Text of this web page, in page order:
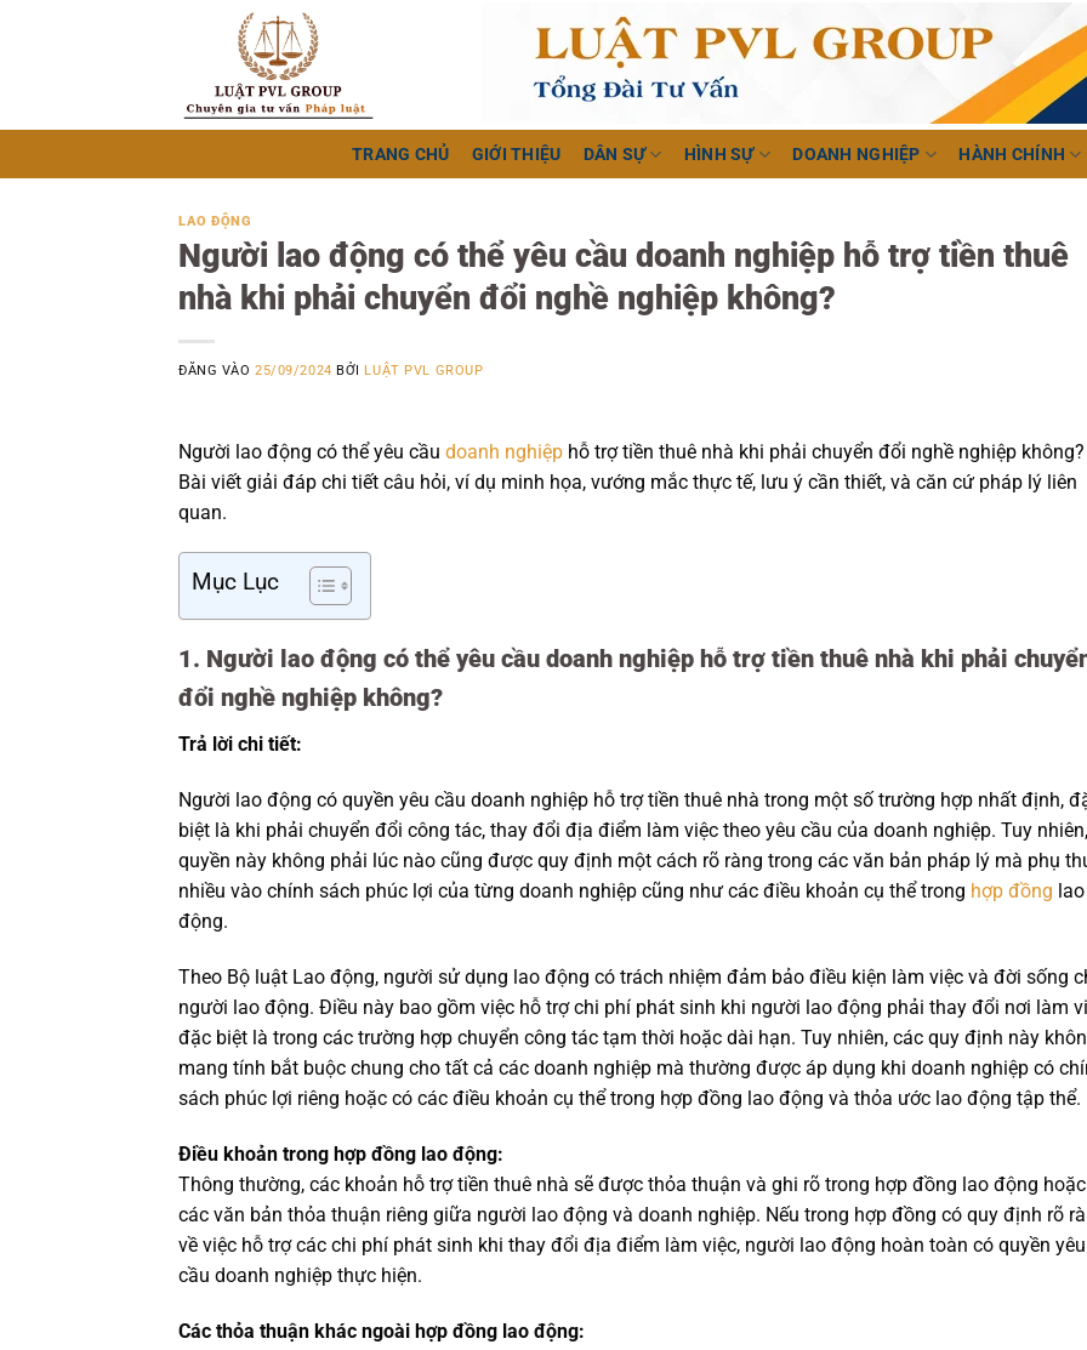
TRANG CHỦ GIỚI THIỆU DÂN SỰ HÌNH SỰ DOANH NGHIỆP HÀNH CHÍNH
LAO ĐỘNG
Người lao động có thể yêu cầu doanh nghiệp hỗ trợ tiền thuê
nhà khi phải chuyển đổi nghề nghiệp không?
ĐĂNG VÀO25/09/2024 BỞI LUẬT PVL GROUP
Người lao động có thể yêu cầu doanh nghiệp hỗ trợ tiền thuê nhà khi phải chuyển đổi nghề nghiệp không?
Bài viết giải đáp chi tiết câu hỏi, ví dụ minh họa, vướng mắc thực tế, lưu ý cần thiết, và căn cứ pháp lý liên
quan.
Mục Lục
1. Người lao động có thể yêu cầu doanh nghiệp hỗ trợ tiền thuê nhà khi phải
đổi nghề nghiệp không?
Trả lời chi tiết:
Người lao động có quyền yêu cầu doanh nghiệp hỗ trợ tiền thuê nhà trong một số trường hợp nhất định,
biệt là khi phải chuyển đổi công tác, thay đổi địa điểm làm việc theo yêu cầu của doanh nghiệp. Tuy nhiên,
quyền này không phải lúc nào cũng được quy định một cách rõ ràng trong các văn bản pháp lý mà phụ
nhiều vào chính sách phúc lợi của từng doanh nghiệp cũng như các điều khoản cụ thể trong hợp đồng lao
động.
Theo Bộ luật Lao động, người sử dụng lao động có trách nhiệm đảm bảo điều kiện làm việc và đời sống
người lao động. Điều này bao gồm việc hỗ trợ chi phí phát sinh khi người lao động phải thay đổi nơi làm
đặc biệt là trong các trường hợp chuyển công tác tạm thời hoặc dài hạn. Tuy nhiên, các quy định này
mang tính bắt buộc chung cho tất cả các doanh nghiệp mà thường được áp dụng khi doanh nghiệp có
sách phúc lợi riêng hoặc có các điều khoản cụ thể trong hợp đồng lao động và thỏa ước lao động tập thể.
Điều khoản trong hợp đồng lao động:
Thông thường, các khoản hỗ trợ tiền thuê nhà sẽ được thỏa thuận và ghi rõ trong hợp đồng lao động hoặc
các văn bản thỏa thuận riêng giữa người lao động và doanh nghiệp. Nếu trong hợp đồng có quy định rõ
về việc hỗ trợ các chi phí phát sinh khi thay đổi địa điểm làm việc, người lao động hoàn toàn có quyền yêu
cầu doanh nghiệp thực hiện.
Các thỏa thuận khác ngoài hợp đồng lao động: